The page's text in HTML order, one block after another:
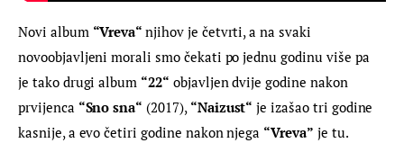
Novi album “Vreva“ njihov je četvrti, a na svaki
novoobjavljeni morali smo čekati po jednu godinu više pa
je tako drugi album “22“ objavljen dvije godine nakon
prvijenca “Sno sna“ (2017), “Naizust“ je izašao tri godine
kasnije, a evo četiri godine nakon njega “Vreva” je tu.